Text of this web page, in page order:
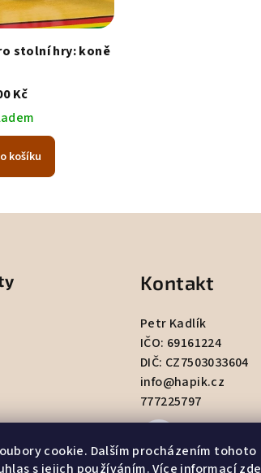
cookie. Dalším procházením tohoto
s jejich používáním. Více informacízde
stolní hry: koně
Kč
košíku
Kontakt
info@hapik.cz
777225797